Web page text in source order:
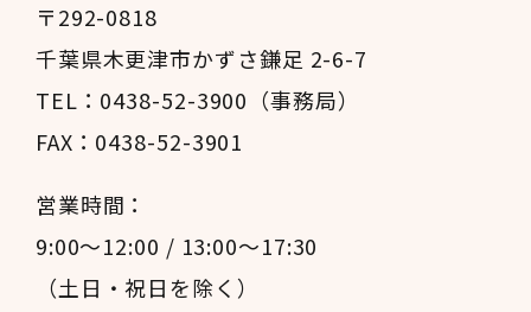
〒292-0818
千葉県木更津市かずさ鎌足 2-6-7
TEL：0438-52-3900（事務局）
FAX：0438-52-3901
営業時間：
9:00～12:00 / 13:00～17:30
（土日・祝日を除く）